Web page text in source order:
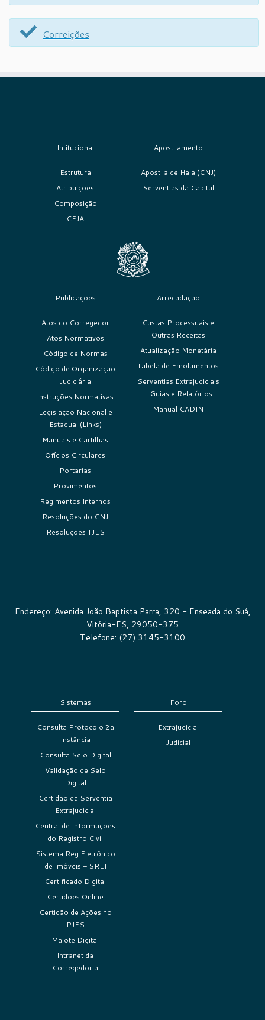
Correições
Intitucional
Estrutura
Atribuições
Composição
CEJA
Apostilamento
Apostila de Haia (CNJ)
Serventias da Capital
Publicações
Atos do Corregedor
Atos Normativos
Código de Normas
Código de Organização
Judiciária
Instruções Normativas
Legislação Nacional e
Estadual (Links)
Manuais e Cartilhas
Ofícios Circulares
Portarias
Provimentos
Regimentos Internos
Resoluções do CNJ
Resoluções TJES
Arrecadação
Custas Processuais e
Outras Receitas
Atualização Monetária
Tabela de Emolumentos
Serventias Extrajudiciais
– Guias e Relatórios
Manual CADIN
Endereço: Avenida João Baptista Parra, 320 - Enseada do Suá,
Vitória-ES, 29050-375
Telefone: (27) 3145-3100
Sistemas
Consulta Protocolo 2a
Instância
Consulta Selo Digital
Validação de Selo
Digital
Certidão da Serventia
Extrajudicial
Central de Informações
do Registro Civil
Sistema Reg Eletrônico
de Imóveis – SREI
Certificado Digital
Certidões Online
Certidão de Ações no
PJES
Malote Digital
Intranet da
Corregedoria
Foro
Extrajudicial
Judicial